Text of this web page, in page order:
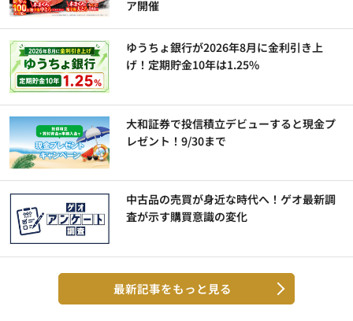
ア開催
ゆうちょ銀行が2026年8月に金利引き上
げ！定期貯金10年は1.25%
大和証券で投信積立デビューすると現金プ
レゼント！9/30まで
中古品の売買が身近な時代へ！ゲオ最新調
査が示す購買意識の変化
最新記事をもっと見る